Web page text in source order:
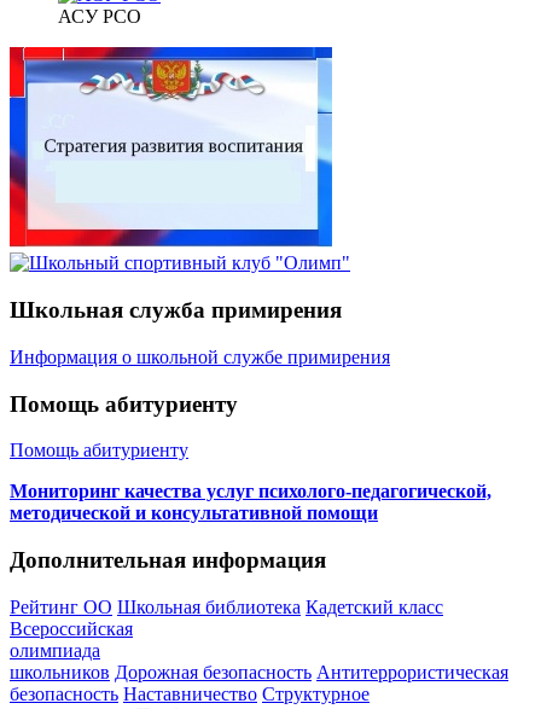
АСУ РСО
Школьная служба примирения
Информация о школьной службе примирения
Помощь абитуриенту
Помощь абитуриенту
Мониторинг качества услуг психолого-педагогической,
методической и консультативной помощи
Дополнительная информация
Рейтинг ОО Школьная библиотека Кадетский класс
Всероссийская
олимпиада
школьников Дорожная безопасность Антитеррористическая
безопасность Наставничество Структурное